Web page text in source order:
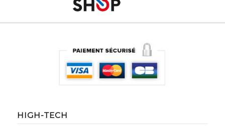
HIGH-TECH